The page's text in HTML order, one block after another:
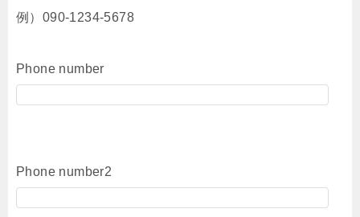
例）090-1234-5678
Phone number
Phone number2